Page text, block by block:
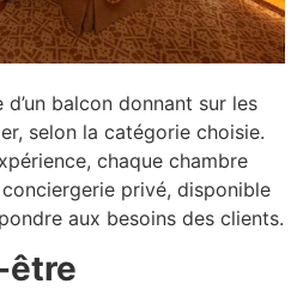
balcon donnant sur les
selon la catégorie choisie.
chaque chambre
privé, disponible
aux besoins des clients.
être